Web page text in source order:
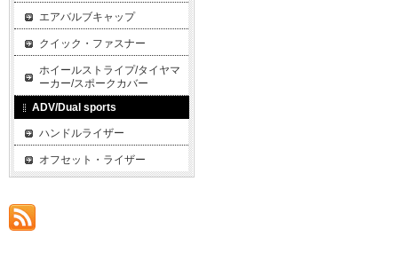
エアバルブキャップ
クイック・ファスナー
ホイールストライプ/タイヤマ
ーカー/スポークカバー
ADV/Dual sports
ハンドルライザー
オフセット・ライザー